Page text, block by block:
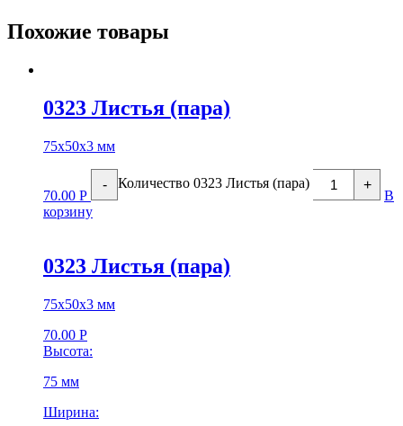
Похожие товары
0323 Листья (пара)
75х50х3 мм
70.00 Р
- Количество 0323 Листья (пара) +
В
корзину
0323 Листья (пара)
75х50х3 мм
70.00 Р
Высота:
75 мм
Ширина: